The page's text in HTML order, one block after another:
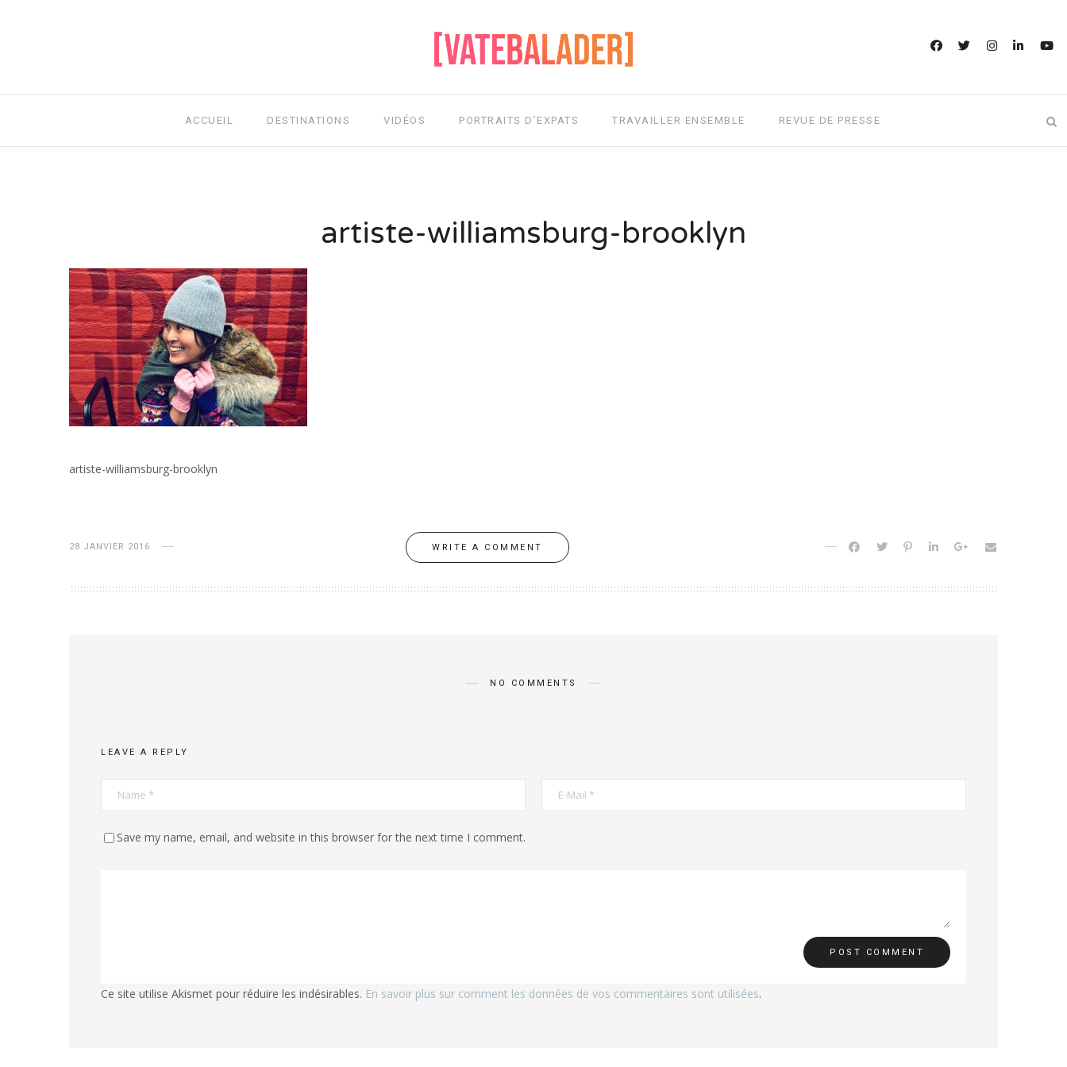
ACCUEIL DESTINATIONS VIDÉOS PORTRAITS D’EXPATS TRAVAILLER ENSEMBLE REVUE DE PRESSE
artiste-williamsburg-brooklyn
artiste-williamsburg-brooklyn
28 JANVIER 2016 WRITE A COMMENT
NO COMMENTS
LEAVE A REPLY
Save my name, email, and website in this browser for the next time I comment.
Ce site utilise Akismet pour réduire les indésirables. En savoir plus sur comment les données de vos commentaires sont utilisées.